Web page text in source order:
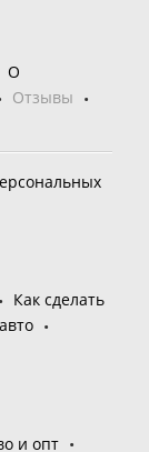
О
Отзывы
Как сделать
и опт